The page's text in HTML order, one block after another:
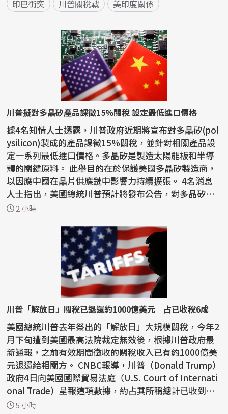
印巴衝突 川普關稅戰 美印度關係
川普擬對多晶矽產品課徵15%關稅 設定最低進口價格
據4名知情人士透露，川普政府近期將宣布對多晶矽(pol
ysilicon)製成的產品課徵15%關稅，並針對相關產品設
定一系列最低進口價格。多晶矽是製造太陽能板和半導
體的關鍵原料。 此舉目的在於保護美國多晶矽製造商，
以因應中國在晶片供應鏈中影響力持續擴張。 4名消息
人士指出，美國總統川普預計將發布公告，對多晶矽、
矽晶...
2 小時
川普「解放日」關稅已退還約1000億美元 占已收稅6成
美國總統川普去年祭出的「解放日」大規模關稅，今年2
月下旬遭到美國最高法院裁定無效後，根據川普政府最
新通報，之前有效期間徵收的關稅收入已有約1000億美
元退還給相關方。 CNBC報導，川普（Donald Trump）
政府4日向美國國際貿易法庭（U.S. Court of Internati
onal Trade）呈報這項數據，約占其所稱總計已收到約1
66...5 小時